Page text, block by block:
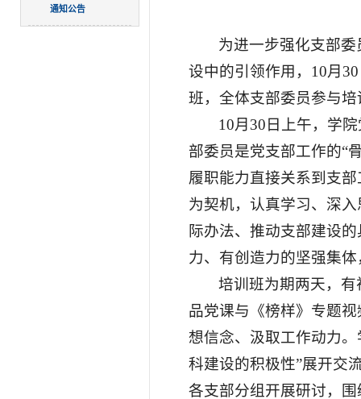
通知公告
为进一步强化支部
设中的引领作用，10月
班，全体支部委员参与培
10月30日上午，学
部委员是党支部工作的“
履职能力直接关系到支
为契机，认真学习、深
际办法、推动支部建设
力、有创造力的坚强集
培训班为期两天，
品党课与《榜样》专题
想信念、汲取工作动力
科建设的积极性”展开交
各支部分组开展研讨，